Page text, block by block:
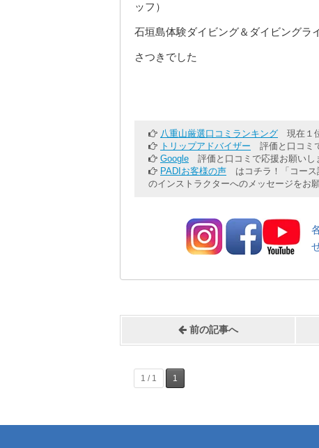
ッフ）
石垣島体験ダイビング＆ダイビングラ
さつきでした
八重山厳選口コミランキング 現在１
トリップアドバイザー 評価と口コミ
Google 評価と口コミで応援お願いし
PADIお客様の声 はコチラ！「コース
のインストラクターへのメッセージをお
前の記事へ
1 / 1 1